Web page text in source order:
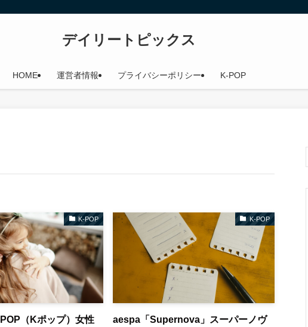
デイリートピックス
HOME 運営者情報 プライバシーポリシー K-POP
K-POP
（Kポップ）女性
K-POP
aespa「Supernova」スーパーノヴ